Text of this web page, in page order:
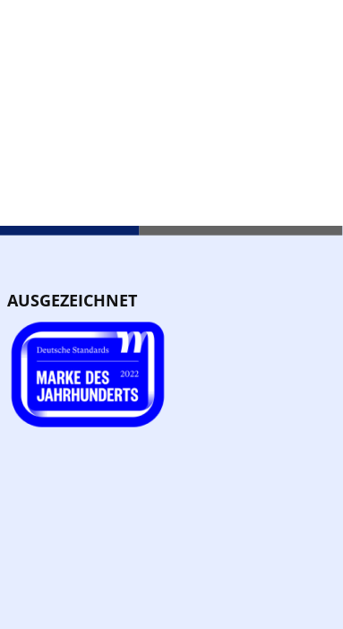
AUSGEZEICHNET